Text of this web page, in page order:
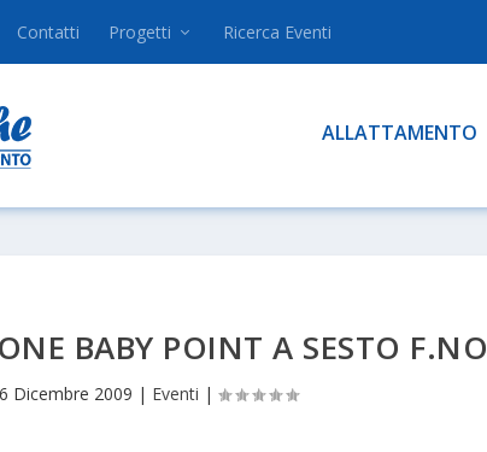
Contatti Progetti Ricerca Eventi
ALLATTAMENTO
BABY POINT A SESTO F.NO
Dicembre 2009 | Eventi |